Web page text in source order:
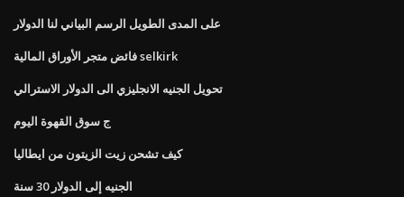
على المدى الطويل الرسم البياني لنا الدولار
فائض متجر الأوراق المالية selkirk
تحويل الجنيه الانجليزي الى الدولار الاسترالي
ج سوق القهوة اليوم
كيف تشحن زيت الزيتون من ايطاليا
الجنيه إلى الدولار 30 سنة